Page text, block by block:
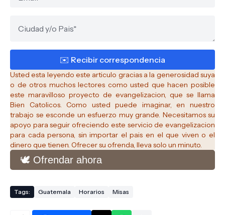
Usted esta leyendo este articulo gracias a la generosidad suya
o de otros muchos lectores como usted que hacen posible
este maravilloso proyecto de evangelizacion, que se llama
Bien Catolicos.Como usted puede imaginar, en nuestro
trabajo se esconde un esfuerzo muy grande. Necesitamos su
apoyo para seguir ofreciendo este servicio de evangelizacion
para cada persona, sin importar el pais en el que viven o el
dinero que tienen. Ofrecer su ofrenda, lleva solo un minuto.
🕊️ Ofrendar ahora
Tags: Guatemala Horarios Misas